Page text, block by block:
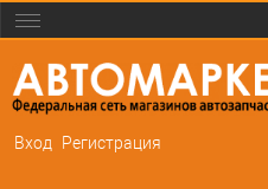
Вход Регистрация